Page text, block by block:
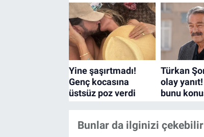
Bunlar da ilginizi çekebilir